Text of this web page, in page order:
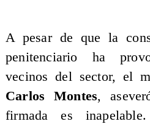
A pesar de que la
penitenciario ha
vecinos del sector, el
Carlos Montes,
firmada es